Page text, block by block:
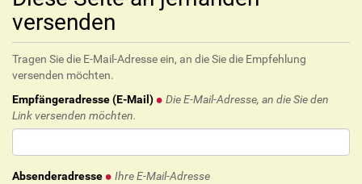
versenden
Tragen Sie die E-Mail-Adresse ein, an die Sie die Empfehlung
versenden möchten.
Empfängeradresse (E-Mail)
Die E-Mail-Adresse, an die Sie den
Link versenden möchten.
Absenderadresse Ihre E-Mail-Adresse